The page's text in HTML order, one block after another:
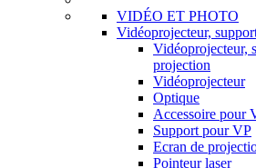
VIDÉO ET PHOTO
Vidéoprojecteur,
Vidéoprojecteur,
projection
Vidéoprojecteur
Optique
Accessoire pour
Support pour VP
Ecran de
Pointeur laser